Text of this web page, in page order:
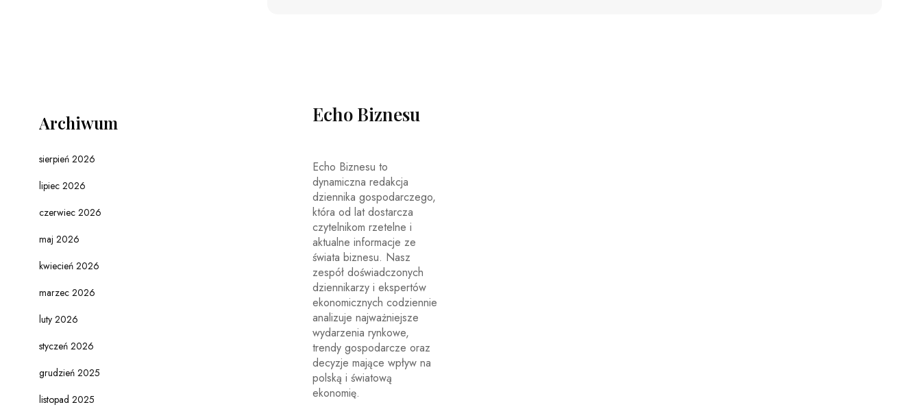
Archiwum
sierpień 2026
lipiec 2026
czerwiec 2026
maj 2026
kwiecień 2026
marzec 2026
luty 2026
styczeń 2026
grudzień 2025
listopad 2025
Echo Biznesu
Echo Biznesu to
dynamiczna redakcja
dziennika gospodarczego,
która od lat dostarcza
czytelnikom rzetelne i
aktualne informacje ze
świata biznesu. Nasz
zespół doświadczonych
dziennikarzy i ekspertów
ekonomicznych codziennie
analizuje najważniejsze
wydarzenia rynkowe,
trendy gospodarcze oraz
decyzje mające wpływ na
polską i światową
ekonomię.